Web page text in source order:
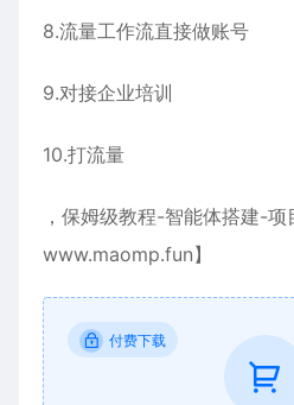
8.流量工作流直接做账号
9.对接企业培训
10.打流量
，保姆级教程-智能体搭建-
www.maomp.fun】
付费下载